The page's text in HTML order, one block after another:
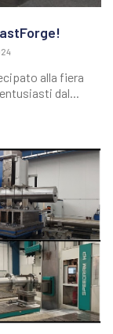
alla fiera
dal...